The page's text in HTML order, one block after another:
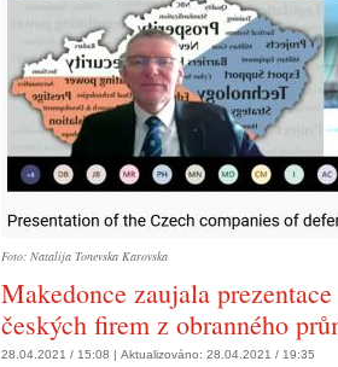
Foto: Natalija Tonevska Karovska
Makedonce zaujala prezentace
českých firem z obranného
28.04.2021 / 15:08 | Aktualizováno: 28.04.2021 / 19:35